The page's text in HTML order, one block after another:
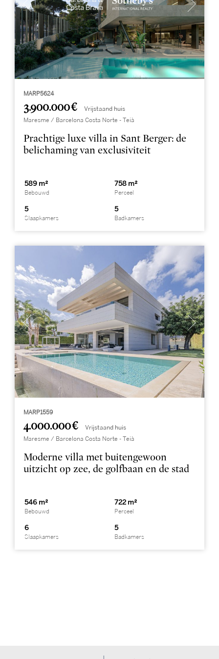
MARP5624
3.900.000 € Vrijstaand huis
Maresme / Barcelona Costa Norte - Teià
Prachtige luxe villa in Sant Berger: de
belichaming van exclusiviteit
589 m²
Bebouwd
758 m²
Perceel
5
Slaapkamers
5
Badkamers
MARP1559
4.000.000 € Vrijstaand huis
Maresme / Barcelona Costa Norte - Teià
Moderne villa met buitengewoon
uitzicht op zee, de golfbaan en de stad
546 m²
Bebouwd
722 m²
Perceel
6
Slaapkamers
5
Badkamers